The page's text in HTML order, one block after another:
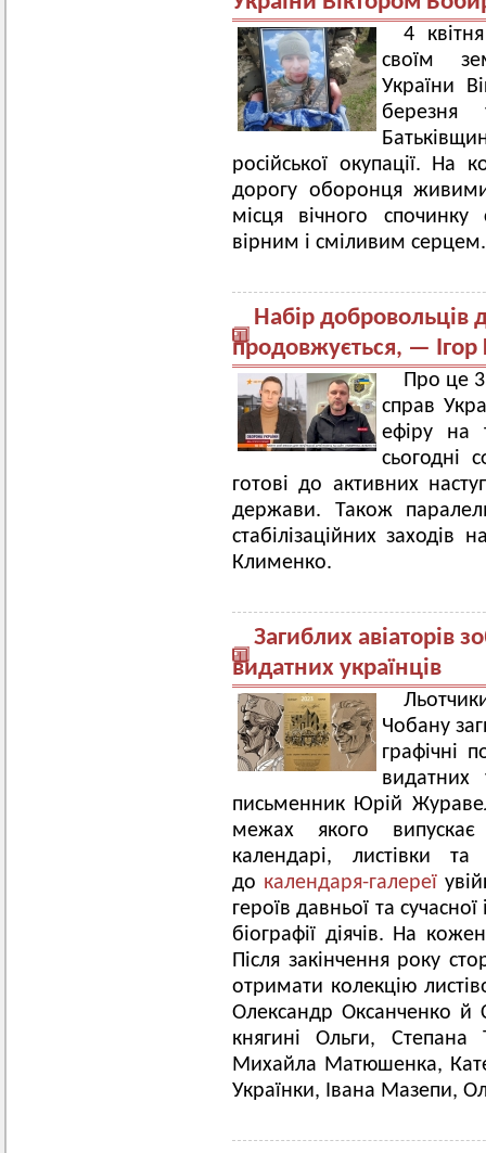
4
своїм
України
російської окупації. На
дорогу оборонця
місця вічного
вірним і сміливим
Набір добровольців
продовжується, —
Про це
справ
ефіру на
сьогодні
готові до активних
держави. Також
стабілізаційних заходів
Клименко.
Загиблих авіаторів
видатних українців
Чобану
графічні
видатних
письменник Юрій
межах якого випускає
календарі, листівки
до календаря-галереї
героїв давньої та
біографії діячів. На
Після закінчення року
отримати колекцію
Олександр Оксанченко й
княгині Ольги, Степана
Михайла Матюшенка,
Українки, Івана Мазепи,